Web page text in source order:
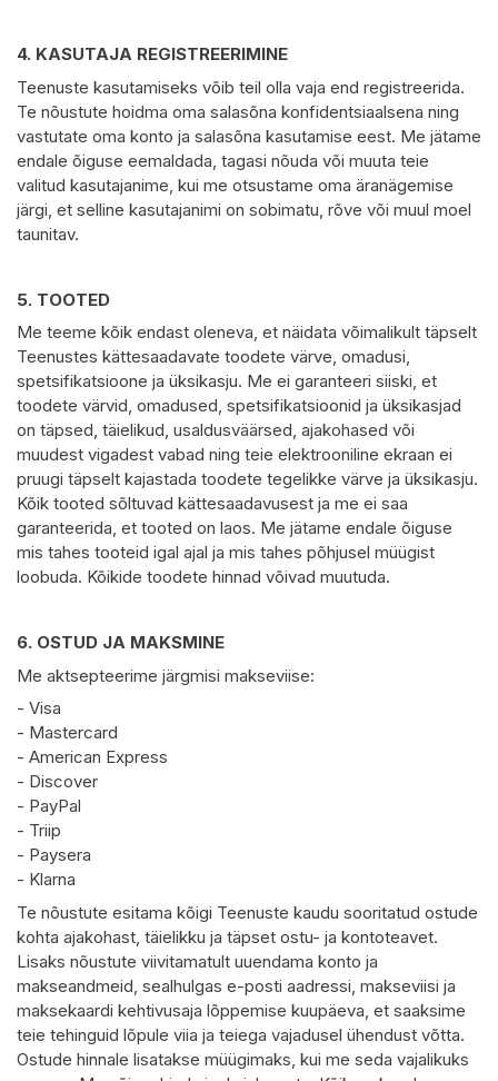
4. KASUTAJA REGISTREERIMINE
Teenuste kasutamiseks võib teil olla vaja end registreerida.
Te nõustute hoidma oma salasõna konfidentsiaalsena ning
vastutate oma konto ja salasõna kasutamise eest. Me jätame
endale õiguse eemaldada, tagasi nõuda või muuta teie
valitud kasutajanime, kui me otsustame oma äranägemise
järgi, et selline kasutajanimi on sobimatu, rõve või muul moel
taunitav.
5. TOOTED
Me teeme kõik endast oleneva, et näidata võimalikult täpselt
Teenustes kättesaadavate toodete värve, omadusi,
spetsifikatsioone ja üksikasju. Me ei garanteeri siiski, et
toodete värvid, omadused, spetsifikatsioonid ja üksikasjad
on täpsed, täielikud, usaldusväärsed, ajakohased või
muudest vigadest vabad ning teie elektrooniline ekraan ei
pruugi täpselt kajastada toodete tegelikke värve ja üksikasju.
Kõik tooted sõltuvad kättesaadavusest ja me ei saa
garanteerida, et tooted on laos. Me jätame endale õiguse
mis tahes tooteid igal ajal ja mis tahes põhjusel müügist
loobuda. Kõikide toodete hinnad võivad muutuda.
6. OSTUD JA MAKSMINE
Me aktsepteerime järgmisi makseviise:
- Visa
- Mastercard
- American Express
- Discover
- PayPal
- Triip
- Paysera
- Klarna
Te nõustute esitama kõigi Teenuste kaudu sooritatud ostude
kohta ajakohast, täielikku ja täpset ostu- ja kontoteavet.
Lisaks nõustute viivitamatult uuendama konto ja
makseandmeid, sealhulgas e-posti aadressi, makseviisi ja
maksekaardi kehtivusaja lõppemise kuupäeva, et saaksime
teie tehinguid lõpule viia ja teiega vajadusel ühendust võtta.
Ostude hinnale lisatakse müügimaks, kui me seda vajalikuks